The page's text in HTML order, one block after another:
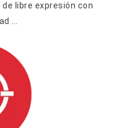
libre expresión con
...